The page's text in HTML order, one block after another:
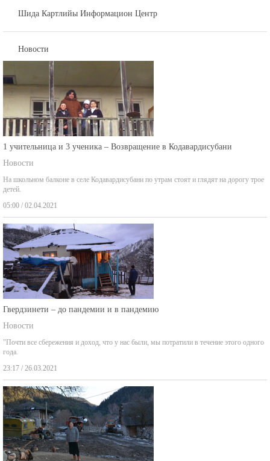
Шида Картлийы Информацион Центр
Новости
1 учительница и 3 ученика – Возвращение в Кодавардисубани
Новости
На школьном балконе в селе Кодавардисубани по утрам стоят и глядят на дорогу трое
детей.
05:00 / 02.04.2021
Гвердзинети – до пандемии и в пандемию
Новости
"Почти все сбережения и доход, что у нас были, мы потратили в течение этого одного
года.
23:17 / 26.03.2021